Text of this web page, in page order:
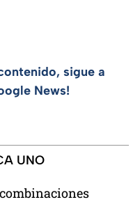
sigue a
News!
UNO